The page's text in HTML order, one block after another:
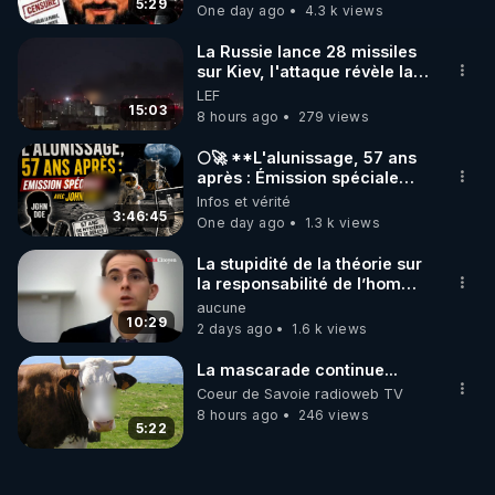
? : https://tinyurl.com/2p8uurzk
- Episode 3/7 : Discussion sur la question du
ciblage : pourquoi tout cela m’arrive-t-il en
particulier à moi ? : https://tinyurl.com/4ydsc323
- Episode 4/7 : Discussion sur l’hydroxyde de
graphène et les nano particules, ou les chainons
manquants entre tous ces éléments précédents :
quel est le lien entre d’une part les armes
électromagnétiques et mon ciblage en tant
qu’individu avec elles pendant 25 ans, et d’autre
https://tinyurl.com/3rw32krm
- Episode 5/7 : Synthèse : (à venir) (en attendant,
5:29 One day ago 4.3 k views
15:03
La Russie lance 28 missiles
sur Kiev, l'attaque révèle la
faiblesse de Kiev
LEF
8 hours ago
279 views
3:46:45
🌕🚀 **L'alunissage, 57 ans
après : Émission spéciale
avec John Doe !** 👨 🚀✨
Infos et vérité
One day ago
1.3 k views
10:29
La stupidité de la théorie sur
la responsabilité de l’homme
concernant le dioxyde de
carbone.
aucune
2 days ago
1.6 k views
5:22
La mascarade continue...
Coeur de Savoie radioweb TV
8 hours ago
246 views